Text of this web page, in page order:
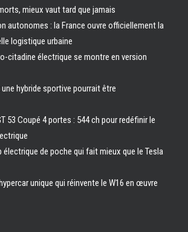
mieux vaut tard que jamais
autonomes : la France ouvre officiellement la
logistique urbaine
citadine électrique se montre en version
une hybride sportive pourrait être
53 Coupé 4 portes : 544 ch pour redéfinir le
électrique de poche qui fait mieux que le Tesla
unique qui réinvente le W16 en œuvre